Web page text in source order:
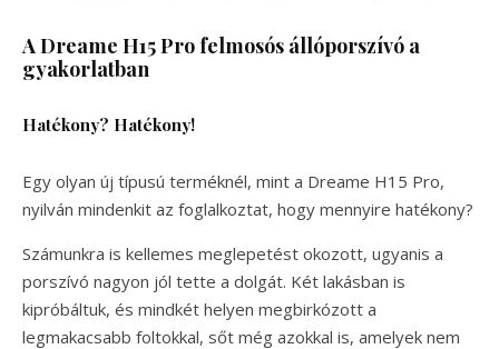
A Dreame H15 Pro felmosós állóporszívó a
gyakorlatban
Hatékony? Hatékony!
Egy olyan új típusú terméknél, mint a Dreame H15 Pro,
nyilván mindenkit az foglalkoztat, hogy mennyire hatékony?
Számunkra is kellemes meglepetést okozott, ugyanis a
porszívó nagyon jól tette a dolgát. Két lakásban is
kipróbáltuk, és mindkét helyen megbirkózott a
legmakacsabb foltokkal, sőt még azokkal is, amelyek nem